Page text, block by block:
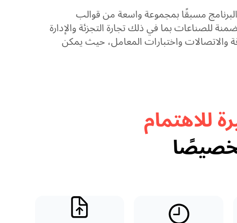
مسبقًا بمجموعة واسعة من قوالب
للصناعات بما في ذلك تجارة التجزئة والإدارة
والاتصالات واختبارات المعامل، حيث يمكن
للاهتمام